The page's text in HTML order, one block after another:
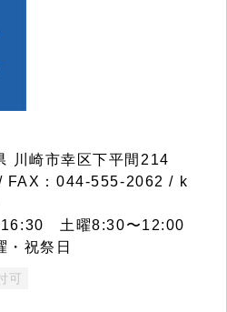
崎市幸区下平間214
FAX：044-555-2062 / k
16:30 土曜8:30〜12:00
・祝祭日
可